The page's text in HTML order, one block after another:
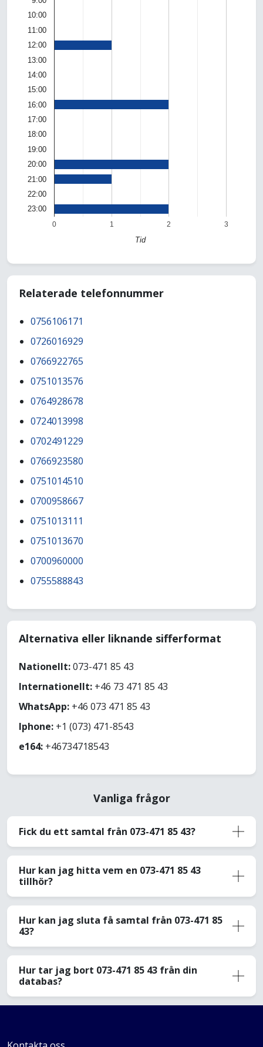
0 1 2 3
10:00
11:00
12:00
13:00
14:00
15:00
16:00
17:00
18:00
19:00
20:00
21:00
22:00
23:00
Tid
Relaterade telefonnummer
0756106171
0726016929
0766922765
0751013576
0764928678
0724013998
0702491229
0766923580
0751014510
0700958667
0751013111
0751013670
0700960000
0755588843
Alternativa eller liknande sifferformat
Nationellt:073-471 85 43
Internationellt: +46 73 471 85 43
WhatsApp: +46 073 471 85 43
Iphone: +1 (073) 471-8543
e164: +46734718543
Vanliga frågor
Fick du ett samtal från 073-471 85 43?
Hur kan jag hitta vem en 073-471 85 43
tillhör?
Hur kan jag sluta få samtal från 073-471 85
43?
Hur tar jag bort 073-471 85 43 från din
databas?